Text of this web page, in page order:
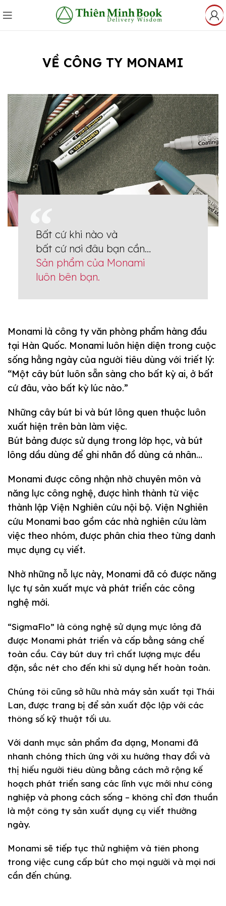
VỀ CÔNG TY MONAMI
Bất cứ khi nào và
bất cứ nơi đâu bạn cần…
Sản phẩm của Monami
luôn bên bạn.
Monami là công ty văn phòng phẩm hàng đầu
tại Hàn Quốc. Monami luôn hiện diện trong cuộc
sống hằng ngày của người tiêu dùng với triết lý:
“Một cây bút luôn sẵn sàng cho bất kỳ ai, ở bất
cứ đâu, vào bất kỳ lúc nào.”
Những cây bút bi và bút lông quen thuộc luôn
xuất hiện trên bàn làm việc.
Bút bảng được sử dụng trong lớp học, và bút
lông dầu dùng để ghi nhãn đồ dùng cá nhân…
Monami được công nhận nhờ chuyên môn và
năng lực công nghệ, được hình thành từ việc
thành lập Viện Nghiên cứu nội bộ. Viện Nghiên
cứu Monami bao gồm các nhà nghiên cứu làm
việc theo nhóm, được phân chia theo từng danh
mục dụng cụ viết.
Nhờ những nỗ lực này, Monami đã có được năng
lực tự sản xuất mực và phát triển các công
nghệ mới.
“SigmaFlo” là công nghệ sử dụng mực lỏng đã
được Monami phát triển và cấp bằng sáng chế
toàn cầu. Cây bút duy trì chất lượng mực đều
đặn, sắc nét cho đến khi sử dụng hết hoàn toàn.
Chúng tôi cũng sở hữu nhà máy sản xuất tại Thái
Lan, được trang bị để sản xuất độc lập với các
thông số kỹ thuật tối ưu.
Với danh mục sản phẩm đa dạng, Monami đã
nhanh chóng thích ứng với xu hướng thay đổi và
thị hiếu người tiêu dùng bằng cách mở rộng kế
hoạch phát triển sang các lĩnh vực mới như công
nghiệp và phong cách sống – không chỉ đơn thuần
là một công ty sản xuất dụng cụ viết thường
ngày.
Monami sẽ tiếp tục thử nghiệm và tiên phong
trong việc cung cấp bút cho mọi người và mọi nơi
cần đến chúng.